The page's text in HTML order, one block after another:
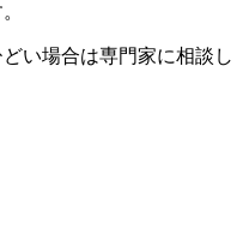
い場合は専門家に相談し